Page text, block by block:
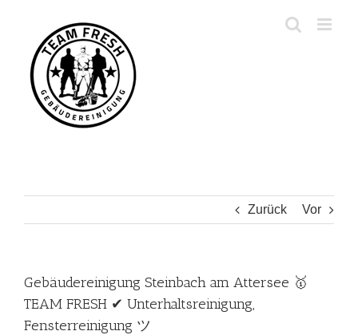
springen
Zurück Vor
Gebäudereinigung Steinbach am Attersee 🥇
TEAM FRESH ✔ Unterhaltsreinigung,
Fensterreinigung ツ